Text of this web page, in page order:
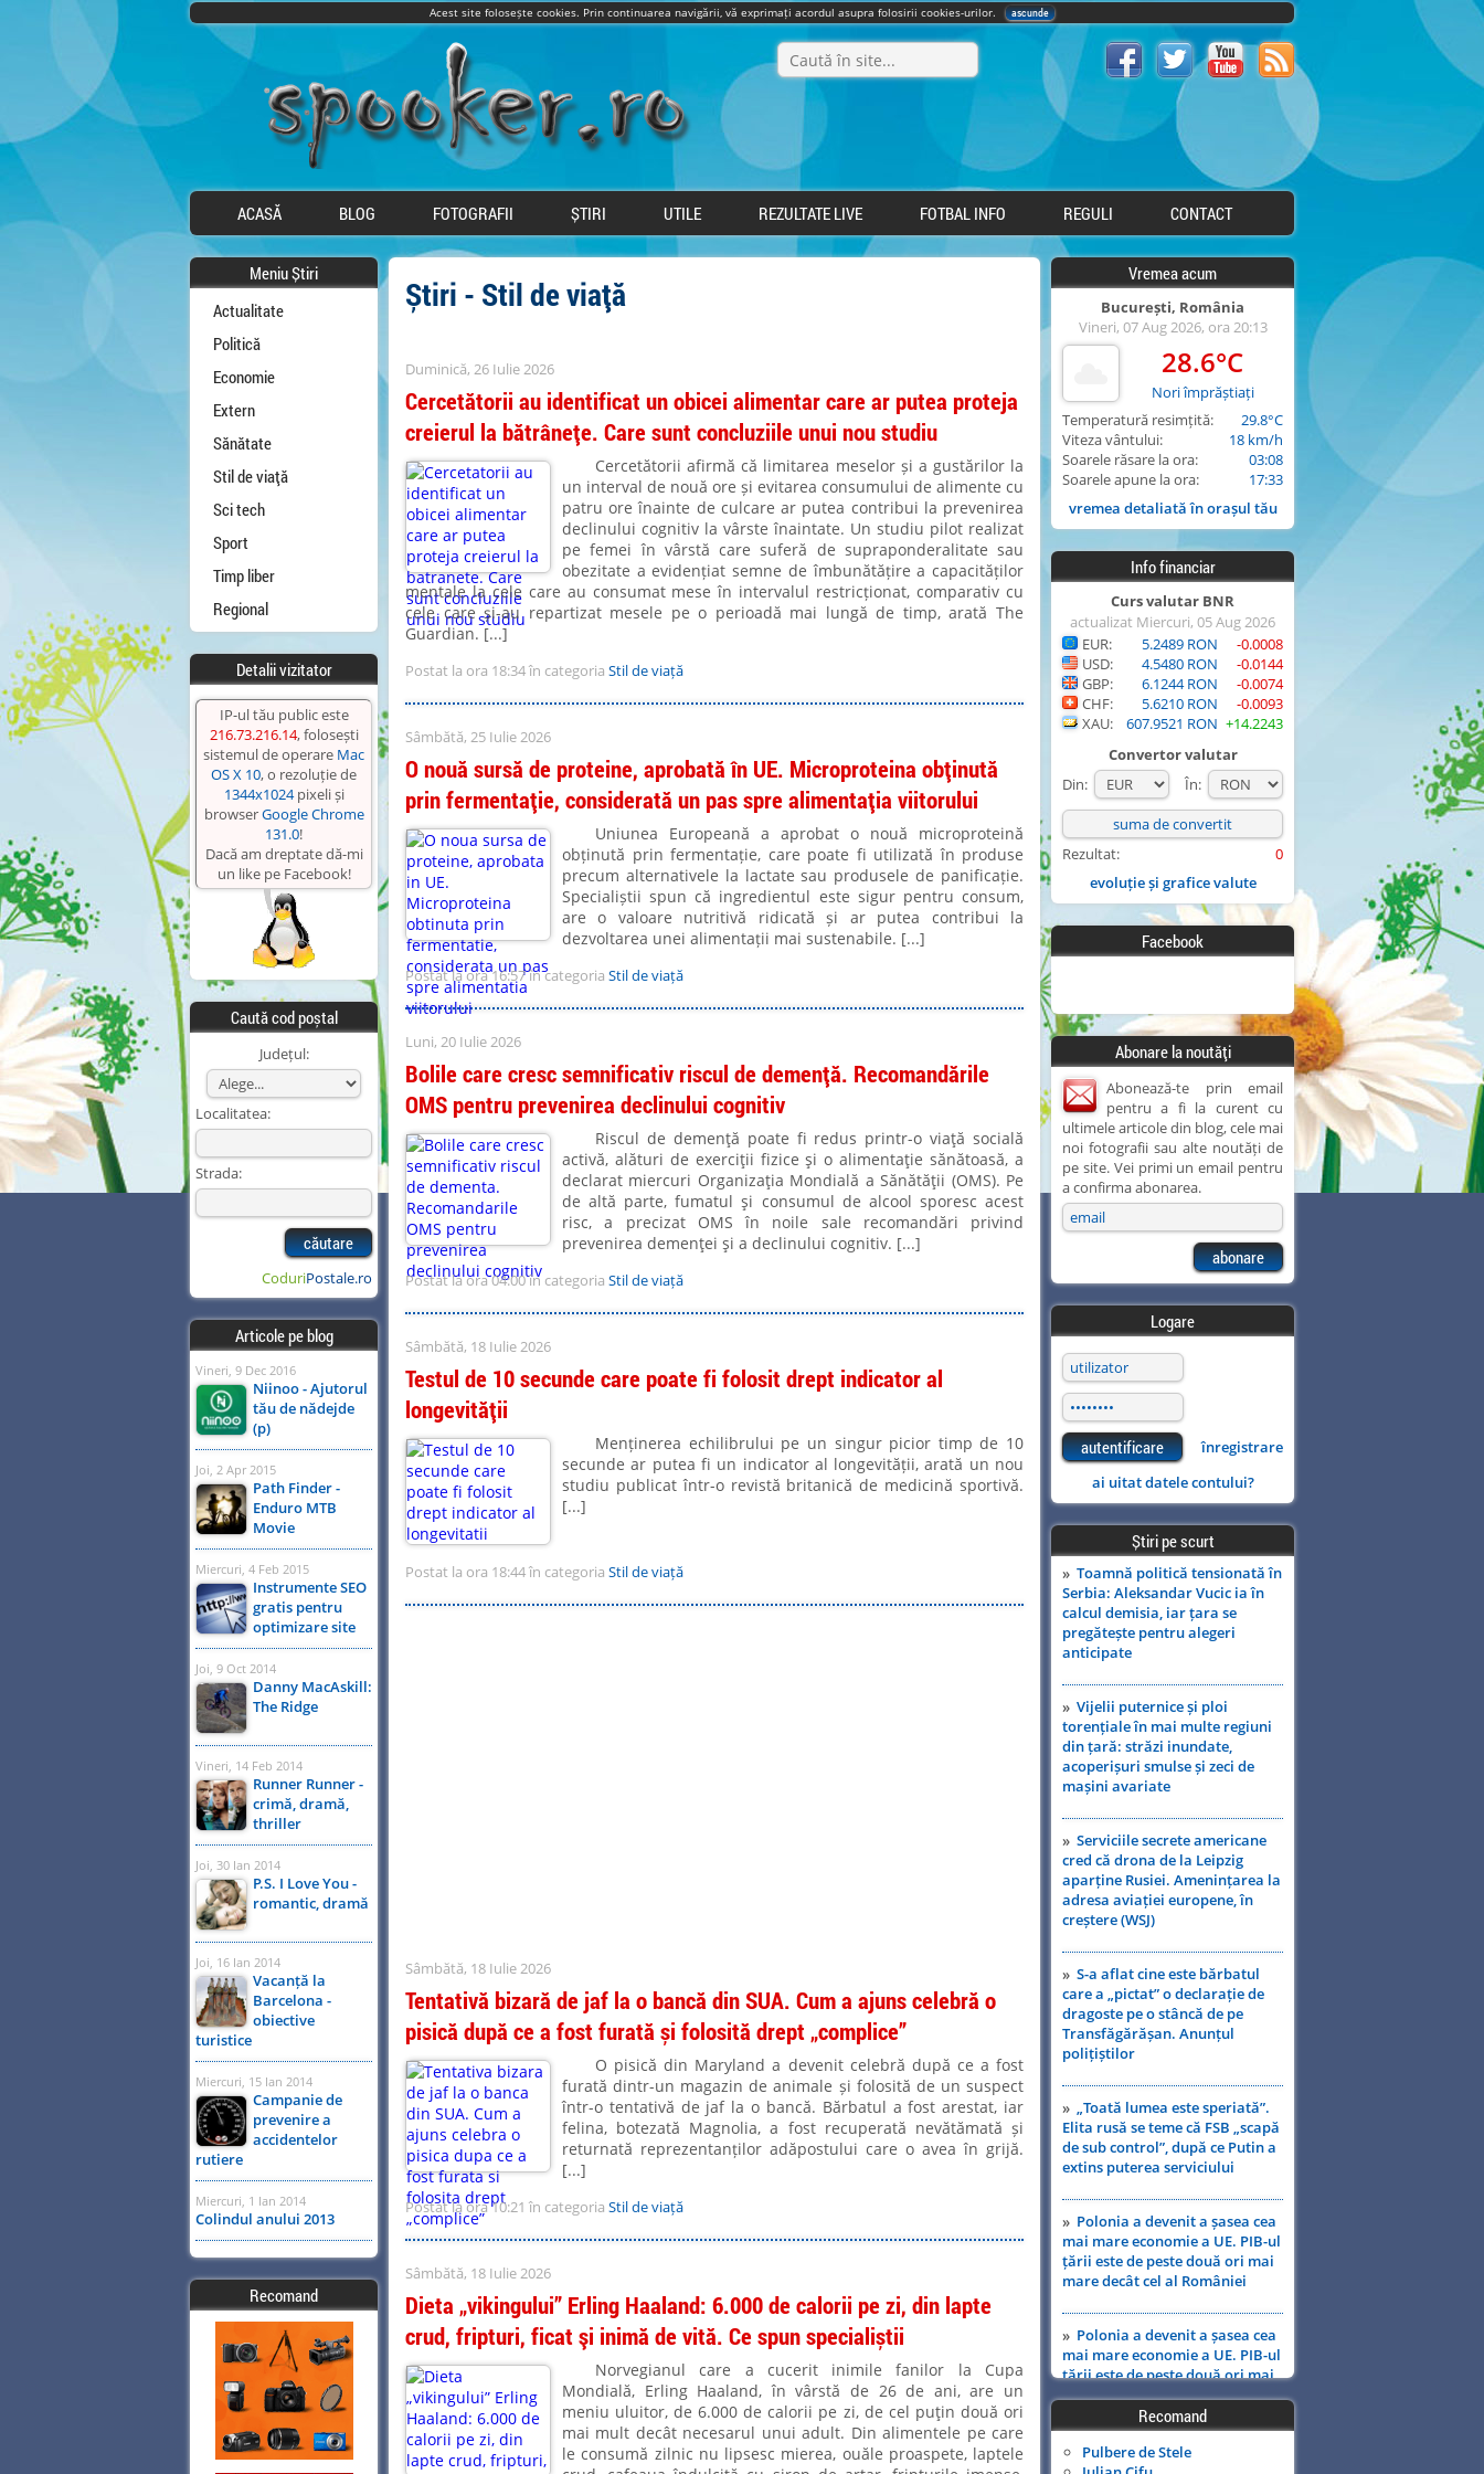
Acest site folosește cookies. Prin continuarea navigării, vă exprimați acordul asupra folosirii cookies-urilor. ascunde
ACASĂ BLOG FOTOGRAFII ȘTIRI UTILE REZULTATE LIVE FOTBAL INFO REGULI CONTACT
Meniu Știri
Actualitate
Politică
Economie
Extern
Sănătate
Stil de viață
Sci tech
Sport
Timp liber
Regional
Detalii vizitator
IP-ul tău public este
216.73.216.14, folosești
sistemul de operare Mac
OS X 10, o rezoluție de
1344x1024pixeli și
browserGoogle Chrome
131.0!
Dacă am dreptate dă-mi
un like pe Facebook!
Caută cod poștal
Județul:
Localitatea:
Strada:
CoduriPostale.ro
Articole pe blog
Vineri, 9 Dec 2016
Niinoo - Ajutorul
tău de nădejde
(p)
Joi, 2 Apr 2015
Path Finder -
Enduro MTB
Movie
Miercuri, 4 Feb 2015
Instrumente SEO
gratis pentru
optimizare site
Joi, 9 Oct 2014
Danny MacAskill:
The Ridge
Vineri, 14 Feb 2014
Runner Runner -
crimă, dramă,
thriller
Joi, 30 Ian 2014
P.S. I Love You -
romantic, dramă
Joi, 16 Ian 2014
Vacanță la
Barcelona -
obiective
turistice
Miercuri, 15 Ian 2014
Campanie de
prevenire a
accidentelor
rutiere
Miercuri, 1 Ian 2014
Colindul anului 2013
Recomand
Știri - Stil de viață
Duminică, 26 Iulie 2026
Cercetătorii au identificat un obicei alimentar care ar putea proteja
creierul la bătrânețe. Care sunt concluziile unui nou studiu
Cercetătorii afirmă că limitarea meselor și a gustărilor la
un interval de nouă ore și evitarea consumului de alimente cu
patru ore înainte de culcare ar putea contribui la prevenirea
declinului cognitiv la vârste înaintate. Un studiu pilot realizat
pe femei în vârstă care suferă de supraponderalitate sau
obezitate a evidențiat semne de îmbunătățire a capacităților
mentale la cele care au consumat mese în intervalul restricționat, comparativ cu
cele care și-au repartizat mesele pe o perioadă mai lungă de timp, arată The
Guardian. [...]
Postat la ora 18:34 în categoria Stil de viață
Sâmbătă, 25 Iulie 2026
O nouă sursă de proteine, aprobată în UE. Microproteina obținută
prin fermentație, considerată un pas spre alimentația viitorului
Uniunea Europeană a aprobat o nouă microproteină
obținută prin fermentație, care poate fi utilizată în produse
precum alternativele la lactate sau produsele de panificație.
Specialiștii spun că ingredientul este sigur pentru consum,
are o valoare nutritivă ridicată și ar putea contribui la
dezvoltarea unei alimentații mai sustenabile. [...]
Postat la ora 16:57 în categoria Stil de viață
Luni, 20 Iulie 2026
Bolile care cresc semnificativ riscul de demență. Recomandările
OMS pentru prevenirea declinului cognitiv
Riscul de demenţă poate fi redus printr-o viaţă socială
activă, alături de exerciţii fizice şi o alimentaţie sănătoasă, a
declarat miercuri Organizaţia Mondială a Sănătăţii (OMS). Pe
de altă parte, fumatul şi consumul de alcool sporesc acest
risc, a precizat OMS în noile sale recomandări privind
prevenirea demenţei şi a declinului cognitiv. [...]
Postat la ora 04:00 în categoria Stil de viață
Sâmbătă, 18 Iulie 2026
Testul de 10 secunde care poate fi folosit drept indicator al
longevității
Menținerea echilibrului pe un singur picior timp de 10
secunde ar putea fi un indicator al longevității, arată un nou
studiu publicat într-o revistă britanică de medicină sportivă.
[...]
Postat la ora 18:44 în categoria Stil de viață
Sâmbătă, 18 Iulie 2026
Tentativă bizară de jaf la o bancă din SUA. Cum a ajuns celebră o
pisică după ce a fost furată și folosită drept „complice”
O pisică din Maryland a devenit celebră după ce a fost
furată dintr-un magazin de animale și folosită de un suspect
într-o tentativă de jaf la o bancă. Bărbatul a fost arestat, iar
felina, botezată Magnolia, a fost recuperată nevătămată și
returnată reprezentanților adăpostului care o avea în grijă.
[...]
Postat la ora 10:21 în categoria Stil de viață
Sâmbătă, 18 Iulie 2026
Dieta „vikingului” Erling Haaland: 6.000 de calorii pe zi, din lapte
crud, fripturi, ficat şi inimă de vită. Ce spun specialiștii
Norvegianul care a cucerit inimile fanilor la Cupa
Mondială, Erling Haaland, în vârstă de 26 de ani, are un
meniu uluitor, de 6.000 de calorii pe zi, de cel puţin două ori
mai mult decât necesarul unui adult. Din alimentele pe care
le consumă zilnic nu lipsesc mierea, ouăle proaspete, laptele
Vremea acum
București, România
Vineri, 07 Aug 2026, ora 20:13
28.6°C
Nori împrăștiați
Temperatură resimțită:
29.8°C
Viteza vântului:
18 km/h
Soarele răsare la ora:
03:08
Soarele apune la ora:
17:33
vremea detaliată în orașul tău
Info financiar
Curs valutar BNR
actualizat Miercuri, 05 Aug 2026
EUR:
5.2489 RON
-0.0008
USD:
4.5480 RON
-0.0144
GBP:
6.1244 RON
-0.0074
CHF:
5.6210 RON
-0.0093
XAU:
607.9521 RON +14.2243
Convertor valutar
Din:
În:
Rezultat:
0
evoluție și grafice valute
Facebook
Abonare la noutăți
Abonează-te prin email
pentru a fi la curent cu
ultimele articole din blog, cele mai
noi fotografii sau alte noutăți de
pe site. Vei primi un email pentru
a confirma abonarea.
Logare
înregistrare
ai uitat datele contului?
Știri pe scurt
» Toamnă politică tensionată în
Serbia: Aleksandar Vucic ia în
calcul demisia, iar țara se
pregătește pentru alegeri
anticipate
» Vijelii puternice și ploi
torențiale în mai multe regiuni
din țară: străzi inundate,
acoperișuri smulse și zeci de
mașini avariate
» Serviciile secrete americane
cred că drona de la Leipzig
aparține Rusiei. Amenințarea la
adresa aviației europene, în
creștere (WSJ)
» S-a aflat cine este bărbatul
care a „pictat” o declarație de
dragoste pe o stâncă de pe
Transfăgărășan. Anunțul
polițiștilor
» „Toată lumea este speriată”.
Elita rusă se teme că FSB „scapă
de sub control”, după ce Putin a
extins puterea serviciului
» Polonia a devenit a șasea cea
mai mare economie a UE. PIB-ul
țării este de peste două ori mai
mare decât cel al României
» Polonia a devenit a șasea cea
mai mare economie a UE. PIB-ul
țării este de peste două ori mai
mare decât cel al României
»
Scufundarea barjelor pentru
devierea apei spre Cernavodă
Recomand
Pulbere de Stele